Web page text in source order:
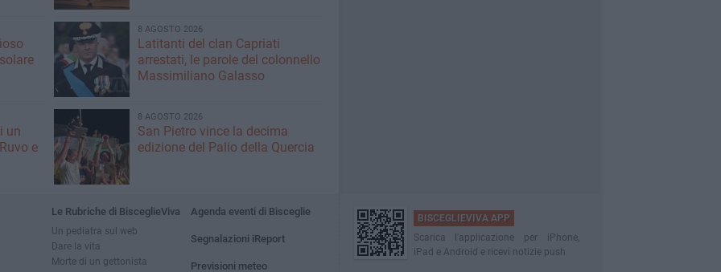
8 AGOSTO 2026
Latitanti del clan Capriati
arrestati, le parole del colonnello
Massimiliano Galasso
un
e
8 AGOSTO 2026
San Pietro vince la decima
edizione del Palio della Quercia
Le Rubriche di BisceglieViva
Un pediatra sul web
Dare la vita
Morte di un gettonista
Agenda eventi di Bisceglie
Segnalazioni iReport
Previsioni meteo
BISCEGLIEVIVA APP
Scarica l'applicazione per iPhone,
iPad e Android e ricevi notizie push